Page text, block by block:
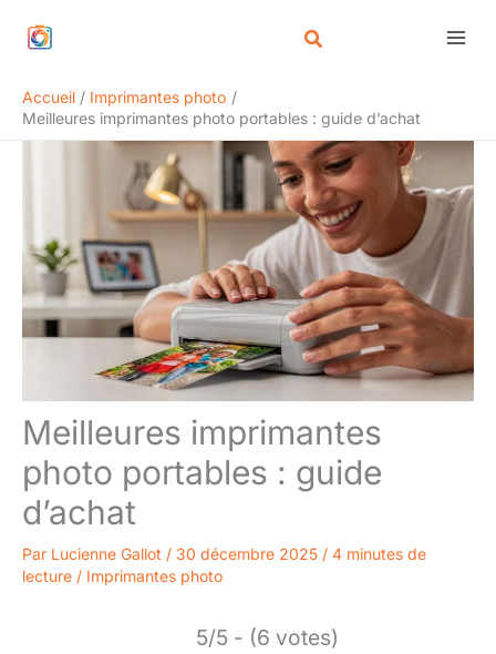
Accueil
Imprimantes photo
Meilleures imprimantes photo portables : guide d’achat
Meilleures imprimantes
photo portables : guide
d’achat
Par Lucienne Gallot / 30 décembre 2025 / 4 minutes de
lecture / Imprimantes photo
5/5 - (6 votes)